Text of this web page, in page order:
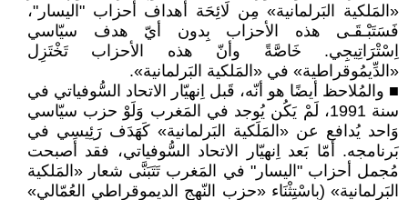
«المَلكية البَرلمانية» مِن لَائِحَة أهداف أحزاب "اليسار"،
فَسَتَبْـقَـى هذه الأحزاب بِدون أيّ هدف سيّاسي
اِسْتْرَاتِيجِي. خَاصَّةً وأنّ هذه الأحزاب تَخْتَزِل
«الدِّيمُوقراطية» في «المَلكية البَرلمانية».
■ والمُلاحظ أيضًا هو أنّه، قَبل اِنهيّار الاتحاد السُّوفياتي في
سنة 1991، لَمْ يَكُن يُوجد في المَغرب وَلَوْ حزب سيّاسي
وَاحد يُدافع عن «المَلَكية البَرلمانية» كَهَدَف رَئِيسِي في
بَرنامجه. أمّا بَعد اِنهيّار الاتحاد السُّوفياتي، فقد أصبحت
مُجمل أحزاب "اليسار" في المَغرب تَتَبَنَّى شعار «المَلكية
البَرلمانية» (بِاسْتِثْنَاء «حزب النّهج الديموقراطي العُمّالي»